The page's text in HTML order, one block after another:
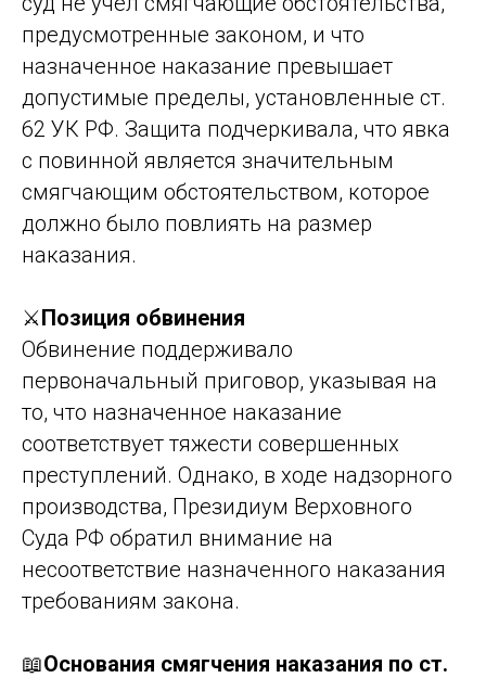
предусмотренные законом, и что
назначенное наказание превышает
допустимые пределы, установленные ст.
62 УК РФ. Защита подчеркивала, что явка
с повинной является значительным
смягчающим обстоятельством, которое
должно было повлиять на размер
наказания.
⚔️Позиция обвинения
Обвинение поддерживало
первоначальный приговор, указывая на
то, что назначенное наказание
соответствует тяжести совершенных
преступлений. Однако, в ходе надзорного
производства, Президиум Верховного
Суда РФ обратил внимание на
несоответствие назначенного наказания
требованиям закона.
📖Основания смягчения наказания по ст.